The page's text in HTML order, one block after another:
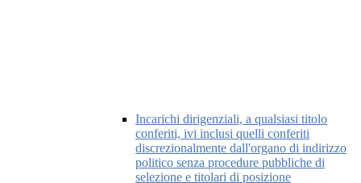
Incarichi dirigenziali, a qualsiasi titolo
conferiti, ivi inclusi quelli conferiti
discrezionalmente dall'organo di indirizzo
politico senza procedure pubbliche di
selezione e titolari di posizione